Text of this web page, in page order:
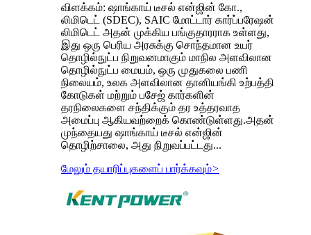
விளக்கம்: ஷாங்காய் டீசல் என்ஜின் கோ.,
லிமிடெட் (SDEC), SAIC மோட்டார் கார்ப்பரேஷன்
லிமிடெட் அதன் முக்கிய பங்குதாரராக உள்ளது,
இது ஒரு பெரிய அரசுக்கு சொந்தமான உயர்
தொழில்நுட்ப நிறுவனமாகும் மாநில அளவிலான
தொழில்நுட்ப மையம், ஒரு முதுகலை பணி
நிலையம், உலக அளவிலான தானியங்கி உற்பத்தி
கோடுகள் மற்றும் பசேஜ் கார்களின்
தரநிலைகளை சந்திக்கும் தர உத்தரவாத
அமைப்பு ஆகியவற்றைக் கொண்டுள்ளது.அதன்
முந்தையது ஷாங்காய் டீசல் என்ஜின்
தொழிற்சாலை, அது நிறுவப்பட்டது...
மேலும் தயாரிப்புகளைப் பார்க்கவும்>